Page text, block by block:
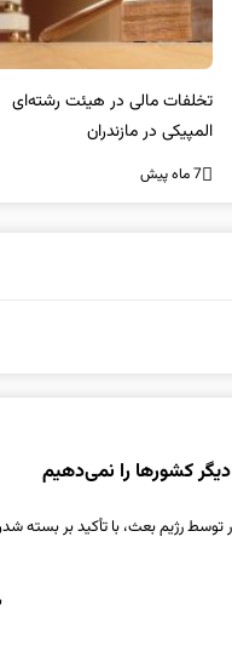
تخلفات مالی در هیئت رشته‌ای
المپیکی در مازندران
7 ماه پیش
کشورها را نمی‌دهیم
رژیم بعث، با تأکید بر بسته